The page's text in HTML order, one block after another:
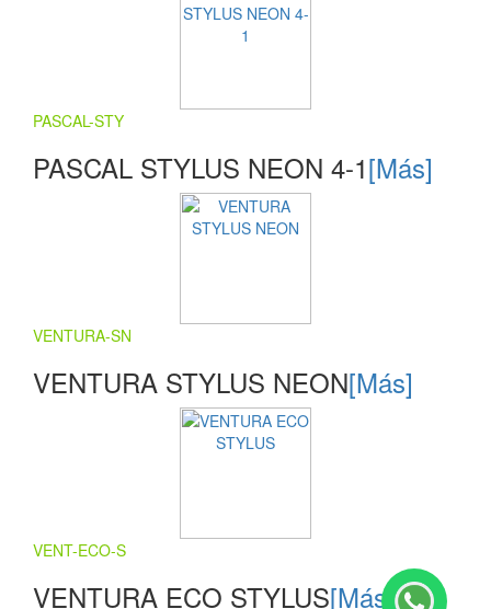
PASCAL-STY
PASCAL STYLUS NEON 4-1[Más]
VENTURA-SN
VENTURA STYLUS NEON[Más]
VENT-ECO-S
VENTURA ECO STYLUS[Más]